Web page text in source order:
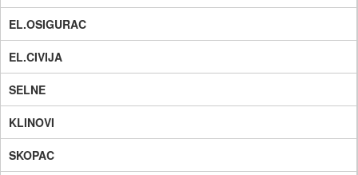
EL.OSIGURAC
EL.CIVIJA
SELNE
KLINOVI
SKOPAC